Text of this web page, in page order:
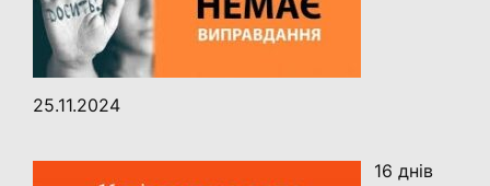
25.11.2024
16 днів